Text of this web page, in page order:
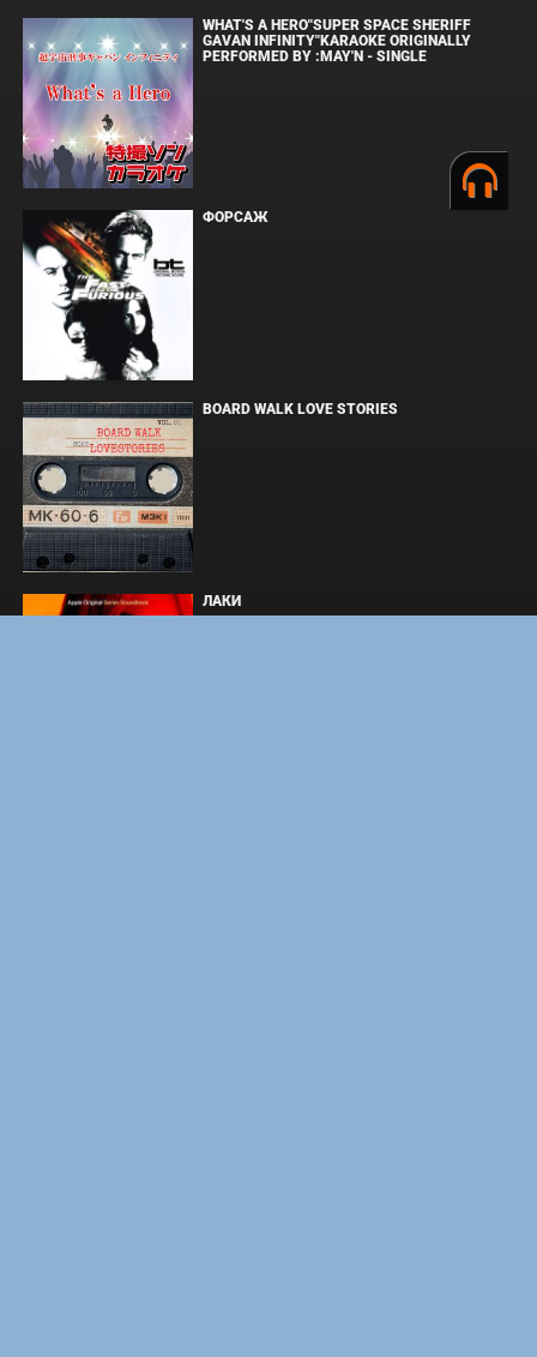
WHAT'S A HERO"SUPER SPACE SHERIFF
GAVAN INFINITY"KARAOKE ORIGINALLY
PERFORMED BY :MAY'N - SINGLE
ФОРСАЖ
BOARD WALK LOVE STORIES
ЛАКИ